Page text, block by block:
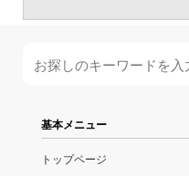
基本メニュー
トップページ